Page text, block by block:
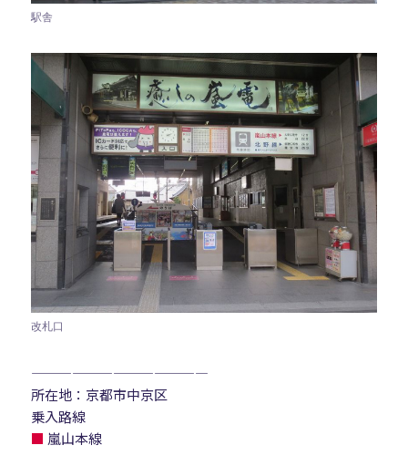
駅舎
改札口
—————————————
所在地：京都市中京区
乗入路線
■ 嵐山本線